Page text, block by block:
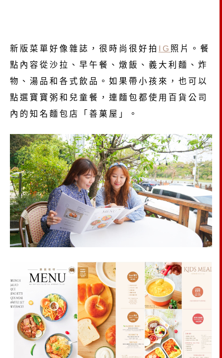
新版菜單好像雜誌，很時尚很好拍 IG 照片。餐
點內容從沙拉、早午餐、燉飯、義大利麵、炸
物、湯品和各式飲品。如果帶小孩來，也可以
點選寶寶粥和兒童餐，連麵包都使用百貨公司
內的知名麵包店「善菓屋」。